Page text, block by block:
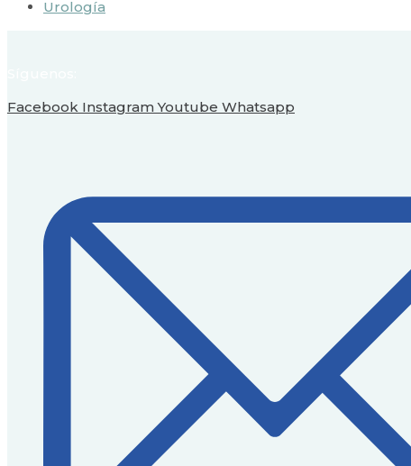
Urología
Facebook Instagram Youtube Whatsapp